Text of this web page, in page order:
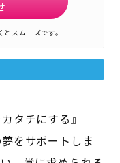
スムーズです。
タチにする』
をサポートしま